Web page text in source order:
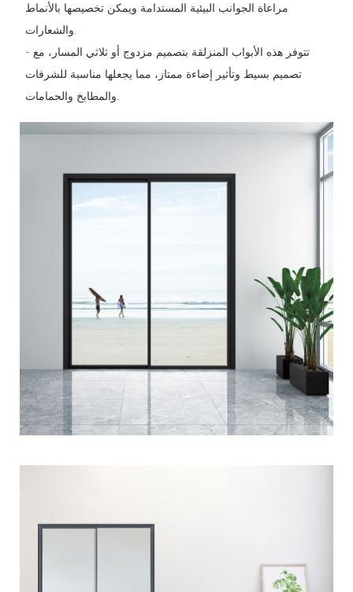
مراعاة الجوانب البيئية المستدامة ويمكن تخصيصها بالأنماط
- تتوفر هذه الأبواب المنزلقة بتصميم مزدوج أو ثلاثي المسار، مع
تصميم بسيط وتأثير إضاءة ممتاز، مما يجعلها مناسبة للشرفات